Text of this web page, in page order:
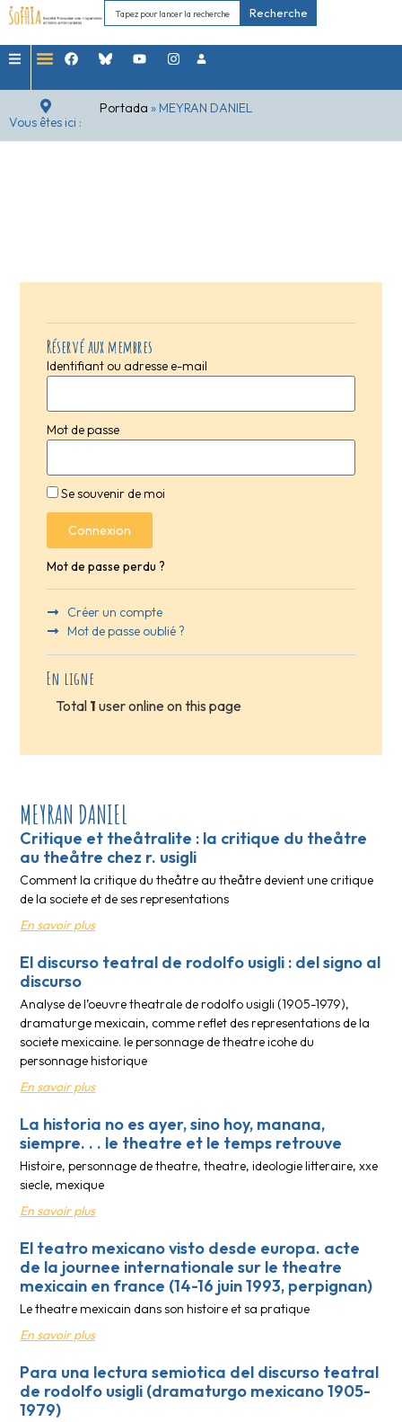
Recherche
Vous êtes ici :
Portada » MEYRAN DANIEL
Réservé aux membres
Identifiant ou adresse e-mail
Mot de passe
Se souvenir de moi
Connexion
Mot de passe perdu ?
Créer un compte
Mot de passe oublié ?
En ligne
Total 1 user online on this page
MEYRAN DANIEL
Critique et theåtralite : la critique du theåtre
au theåtre chez r. usigli
Comment la critique du theåtre au theåtre devient une critique
de la societe et de ses representations
En savoir plus
El discurso teatral de rodolfo usigli : del signo al
discurso
Analyse de l’oeuvre theatrale de rodolfo usigli (1905-1979),
dramaturge mexicain, comme reflet des representations de la
societe mexicaine. le personnage de theatre icohe du
personnage historique
En savoir plus
La historia no es ayer, sino hoy, manana,
siempre. . . le theatre et le temps retrouve
Histoire, personnage de theatre, theatre, ideologie litteraire, xxe
siecle, mexique
En savoir plus
El teatro mexicano visto desde europa. acte
de la journee internationale sur le theatre
mexicain en france (14-16 juin 1993, perpignan)
Le theatre mexicain dans son histoire et sa pratique
En savoir plus
Para una lectura semiotica del discurso teatral
de rodolfo usigli (dramaturgo mexicano 1905-
1979)